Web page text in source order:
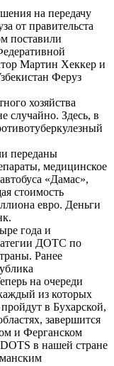
на передачу
от правительста
поставили
Мартин Хеккер и
Феруз
хозяйства
случайно. Здесь, в
переданы
медицинское
«Дамас»,
стоимость
евро. Деньги
года и
ДОТС по
Ранее
на очереди
из которых
в Бухарской,
завершится
и Ферганском
в нашей стране